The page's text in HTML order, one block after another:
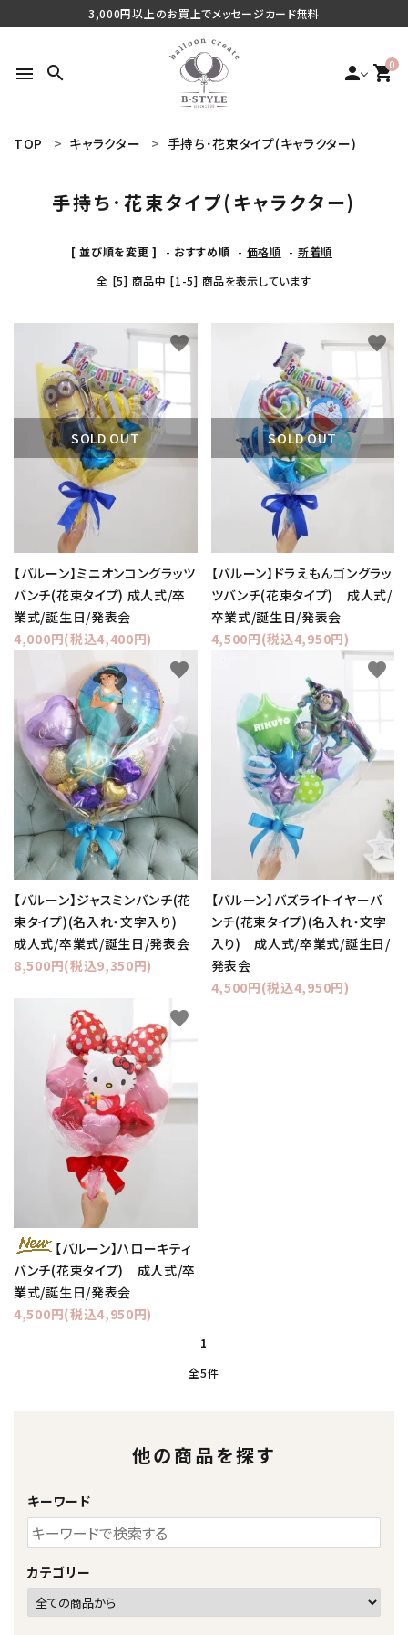
3,000円以上のお買上でメッセージカード無料
menu search person 0
shopping_cart
search
ご利用シーンから探す
商品タイプから探す
価格から探す
コンテンツ
ガイドライン
ACCOUNT MENU
ようこそ ゲスト 様
meeting_room ログイン person 新規会員登録
TOP キャラクター 手持ち･花束タイプ(キャラクター)
手持ち･花束タイプ(キャラクター)
[ 並び順を変更 ] - おすすめ順 - 価格順 - 新着順
全 [5] 商品中 [1-5] 商品を表示しています
SOLD OUT
【バルーン】ミニオンコングラッツ
バンチ(花束タイプ) 成人式/卒
業式/誕生日/発表会
4,000円(税込4,400円)
favorite
SOLD OUT
【バルーン】ドラえもんゴングラッ
ツバンチ(花束タイプ) 成人式/
卒業式/誕生日/発表会
4,500円(税込4,950円)
favorite
【バルーン】ジャスミンバンチ(花
束タイプ)(名入れ・文字入り)
成人式/卒業式/誕生日/発表会
8,500円(税込9,350円)
favorite
【バルーン】バズライトイヤーバ
ンチ(花束タイプ)(名入れ・文字
入り) 成人式/卒業式/誕生日/
発表会
4,500円(税込4,950円)
favorite
【バルーン】ハローキティ
バンチ(花束タイプ) 成人式/卒
業式/誕生日/発表会
4,500円(税込4,950円)
favorite
1
全5件
他の商品を探す
キーワード
カテゴリー